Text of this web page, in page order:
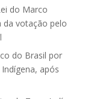
do Marco
da votação pelo
do Brasil por
após